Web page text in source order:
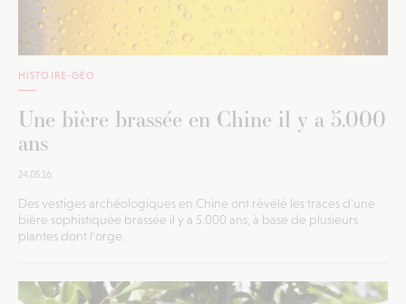
HISTOIRE-GÉO
Une bière brassée en Chine il y a 5.000
ans
24.05.16
Des vestiges archéologiques en Chine ont révélé les traces d'une
bière sophistiquée brassée il y a 5.000 ans, à base de plusieurs
plantes dont l'orge.